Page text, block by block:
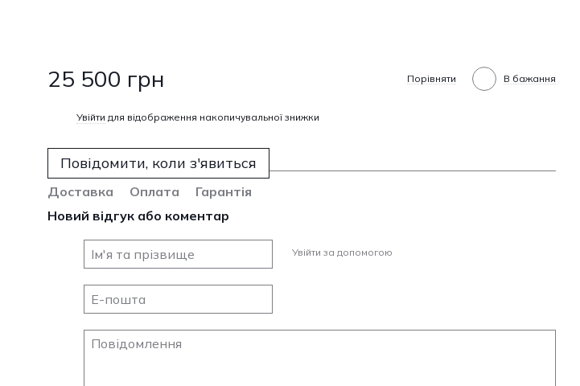
25 500 грн Порівняти В бажання
Увійти для відображення накопичувальної знижки
Повідомити, коли з'явиться
Доставка Оплата
Гарантія
Новий відгук або коментар
Увійти за допомогою